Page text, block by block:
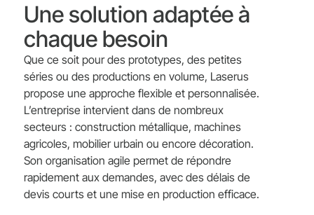
Une solution adaptée à
chaque besoin
Que ce soit pour des prototypes, des petites
séries ou des productions en volume, Laserus
propose une approche flexible et personnalisée.
L’entreprise intervient dans de nombreux
secteurs : construction métallique, machines
agricoles, mobilier urbain ou encore décoration.
Son organisation agile permet de répondre
rapidement aux demandes, avec des délais de
devis courts et une mise en production efficace.